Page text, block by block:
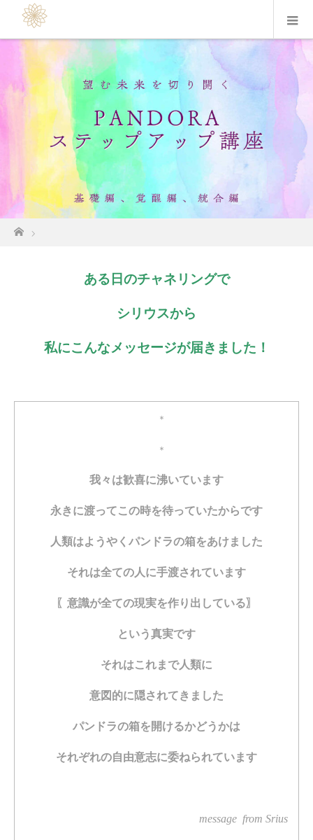
ある日のチャネリングで
シリウスから
私にこんなメッセージが届きました！
＊
＊
我々は歓喜に沸いています
永きに渡ってこの時を待っていたからです
人類はようやくパンドラの箱をあけました
それは全ての人に手渡されています
〖意識が全ての現実を作り出している〗
という真実です
それはこれまで人類に
意図的に隠されてきました
パンドラの箱を開けるかどうかは
それぞれの自由意志に委ねられています
message from Srius